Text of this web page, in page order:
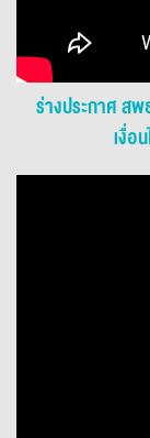
ร่างประกาศ สพ
เงื่อ